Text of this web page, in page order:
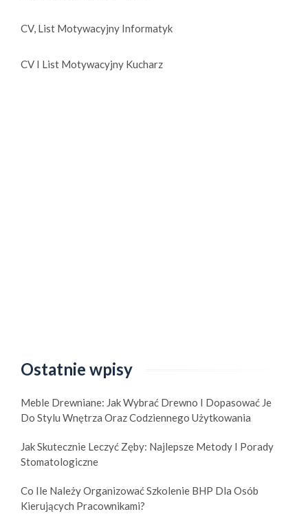
CV, List Motywacyjny Informatyk
CV I List Motywacyjny Kucharz
Ostatnie wpisy
Meble Drewniane: Jak Wybrać Drewno I Dopasować Je
Do Stylu Wnętrza Oraz Codziennego Użytkowania
Jak Skutecznie Leczyć Zęby: Najlepsze Metody I Porady
Stomatologiczne
Co Ile Należy Organizować Szkolenie BHP Dla Osób
Kierujących Pracownikami?